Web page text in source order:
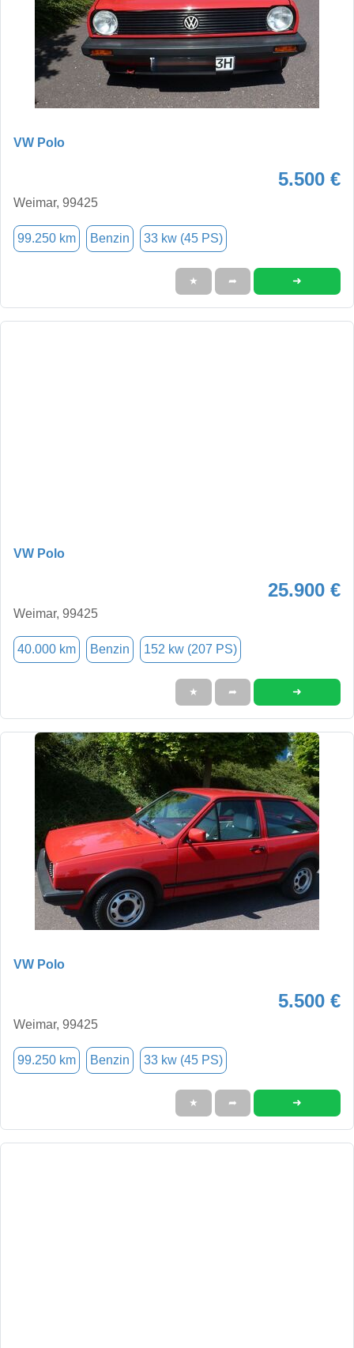
VW Polo
5.500 €
Weimar, 99425
99.250 km Benzin 33 kw (45 PS)
★ ➦ ➜
VW Polo
25.900 €
Weimar, 99425
40.000 km Benzin 152 kw (207 PS)
★ ➦ ➜
VW Polo
5.500 €
Weimar, 99425
99.250 km Benzin 33 kw (45 PS)
★ ➦ ➜